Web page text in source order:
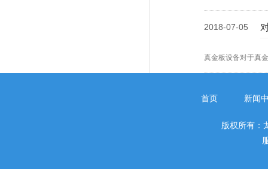
2018-07-05
真金板设备对于真
首页 新闻
版权所有：